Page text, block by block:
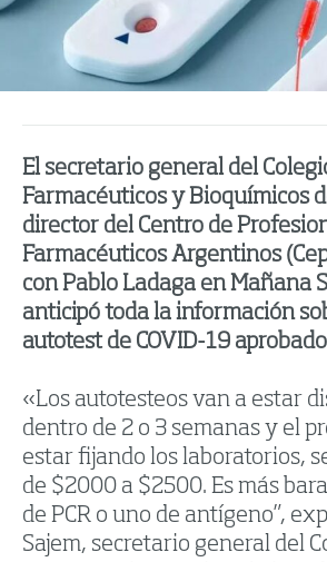
El secretario general del
Farmacéuticos y Bioquímicos
director del Centro de
Farmacéuticos Argentinos
con Pablo Ladaga en Mañana
anticipó toda la información
autotest de COVID-19
«Los autotesteos van a estar
dentro de 2 o 3 semanas y el
estar fijando los laboratorios,
de $2000 a $2500. Es más
de PCR o uno de antígeno”,
Sajem, secretario general del
LinkedIn